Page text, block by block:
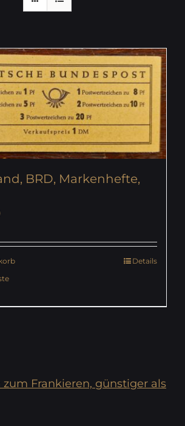
BRD, Markenhefte,
Details
Frankieren, günstiger als